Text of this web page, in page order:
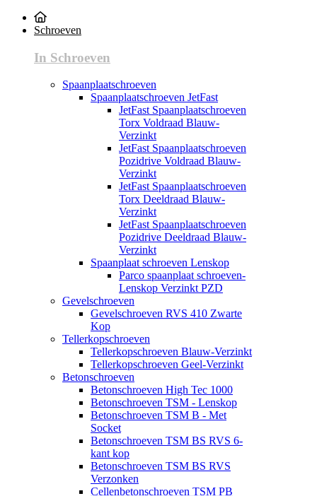
Schroeven
In Schroeven
Spaanplaatschroeven
Spaanplaatschroeven JetFast
JetFast Spaanplaatschroeven
Torx Voldraad Blauw-
Verzinkt
JetFast Spaanplaatschroeven
Pozidrive Voldraad Blauw-
Verzinkt
JetFast Spaanplaatschroeven
Torx Deeldraad Blauw-
Verzinkt
JetFast Spaanplaatschroeven
Pozidrive Deeldraad Blauw-
Verzinkt
Spaanplaat schroeven Lenskop
Parco spaanplaat schroeven-
Lenskop Verzinkt PZD
Gevelschroeven
Gevelschroeven RVS 410 Zwarte
Kop
Tellerkopschroeven
Tellerkopschroeven Blauw-Verzinkt
Tellerkopschroeven Geel-Verzinkt
Betonschroeven
Betonschroeven High Tec 1000
Betonschroeven TSM - Lenskop
Betonschroeven TSM B - Met
Socket
Betonschroeven TSM BS RVS 6-
kant kop
Betonschroeven TSM BS RVS
Verzonken
Cellenbetonschroeven TSM PB